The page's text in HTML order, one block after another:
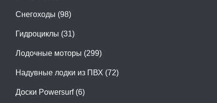
Снегоходы (98)
Гидроциклы (31)
Лодочные моторы (299)
Надувные лодки из ПВХ (72)
Доски Powersurf (6)